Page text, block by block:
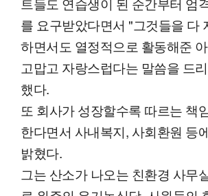
를 요구받았다면서 "그것들을 다
하면서도 열정적으로 활동해준
고맙고 자랑스럽다는 말씀을 드
했다.
또 회사가 성장할수록 따르는 책
한다면서 사내복지, 사회환원 등
밝혔다.
그는 산소가 나오는 친환경 사무